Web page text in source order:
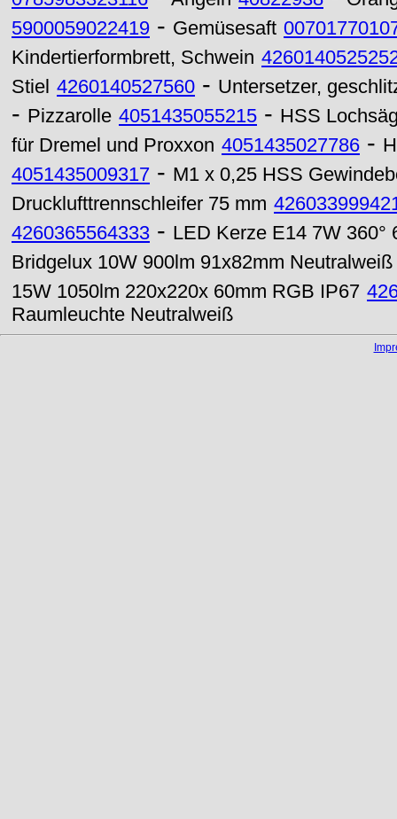
5900059022419 - Gemüsesaft
Kindertierformbrett, Schwein
Stiel 4260140527560 - Untersetzer,
- Pizzarolle 4051435055215 - HSS
für Dremel und Proxxon 4051435027786 -
4051435009317 - M1 x 0,25 HSS
Drucklufttrennschleifer 75 mm
4260365564333 - LED Kerze E14 7W 360°
Bridgelux 10W 900lm 91x82mm
15W 1050lm 220x220x 60mm RGB IP67
Raumleuchte Neutralweiß